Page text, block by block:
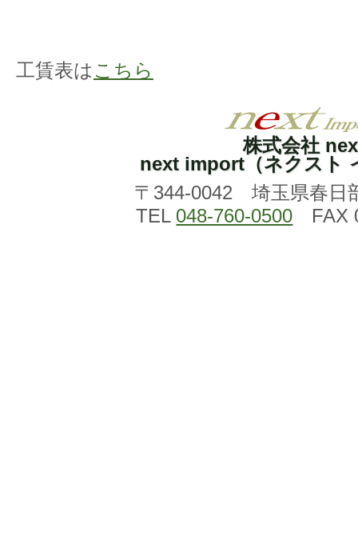
工賃表は こちら
株式会社
next import（ネクスト
〒344-0042 埼玉県春日
TEL 048-760-0500 FAX